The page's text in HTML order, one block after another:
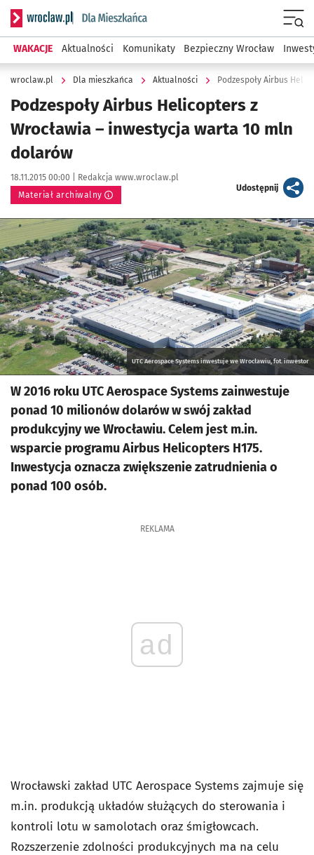
Serwis informacyjny wroclaw.pl podserwis: Dla mieszkańca
WAKACJE Aktualności Komunikaty Bezpieczny Wrocław
wroclaw.pl Dla mieszkańca Aktualności Podzespoły Airbus
Podzespoły Airbus Helicopters z
Wrocławia – inwestycja warta 10 mln
dolarów
Data publikacji:
18.11.2015 00:00 | Autor:
Redakcja www.wroclaw.pl
Materiał archiwalny
Udostępnijartykuł
Kliknij, aby powiększyć
UTC Aerospace Systems inwestuje we Wrocławiu, fot. inwestor
W 2016 roku UTC Aerospace Systems zainwestuje
ponad 10 milionów dolarów w swój zakład
produkcyjny we Wrocławiu. Celem jest m.in.
wsparcie programu Airbus Helicopters H175.
Inwestycja oznacza zwiększenie zatrudnienia o
ponad 100 osób.
REKLAMA
ad
Wrocławski zakład UTC Aerospace Systems zajmuje się
m.in. produkcją układów służących do sterowania i
kontroli lotu w samolotach oraz śmigłowcach.
Rozszerzenie zdolności produkcyjnych ma na celu